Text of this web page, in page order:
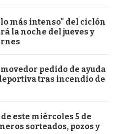
más intenso" del ciclón
la noche del jueves y
pedido de ayuda
tras incendio de
este miércoles 5 de
sorteados, pozos y